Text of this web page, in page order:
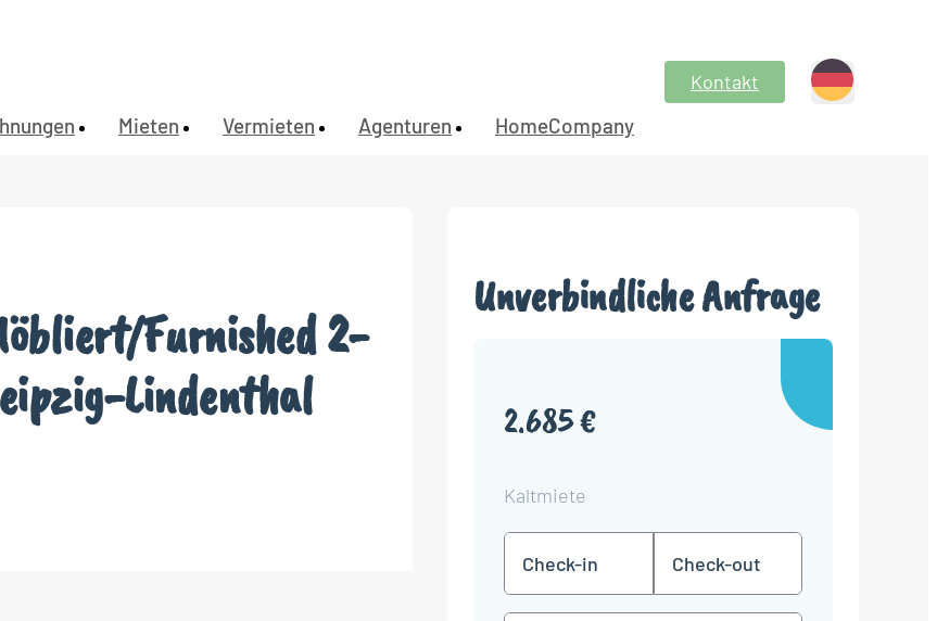
Mieten Vermieten Agenturen HomeCompany
Kontakt
Furnished 2-
Lindenthal
Unverbindliche Anfrage
2.685 €
Kaltmiete
in
TT
Punkt
MM
TT
Punkt
MM